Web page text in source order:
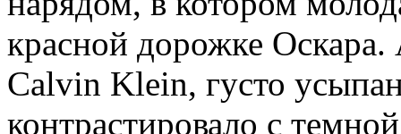
красной дорожке Оскара.
Calvin Klein, густо
контрастировало с